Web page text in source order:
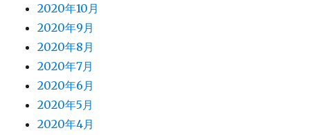
2020年10月
2020年9月
2020年8月
2020年7月
2020年6月
2020年5月
2020年4月